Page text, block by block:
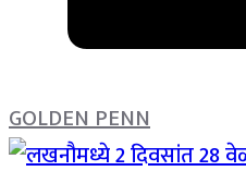
GOLDEN PENN